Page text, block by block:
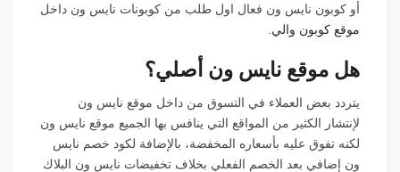
أو كوبون نايس ون فعال اول طلب من كوبونات نايس ون داخل
موقع كوبون والي
هل موقع نايس ون أصلي؟
يتردد بعض العملاء في التسوق من داخل موقع نايس ون
لإنتشار الكثير من المواقع التي ينافس بها الجميع موقع نايس ون
لكنه تفوق عليه بأسعاره المخفضة، بالإضافة لكود خصم نايس
ون إضافي بعد الخصم الفعلي بخلاف تخفيضات نايس ون البلاك